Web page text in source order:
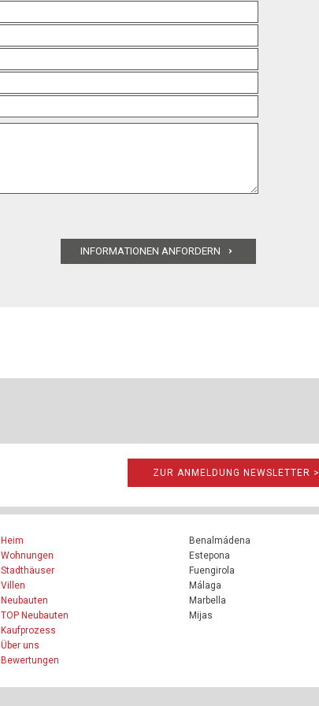
ZUR ANMELDUNG NEWSLETTER >
Heim
Wohnungen
Stadthäuser
Villen
Neubauten
TOP Neubauten
Kaufprozess
Über uns
Bewertungen
Benalmádena
Estepona
Fuengirola
Málaga
Marbella
Mijas